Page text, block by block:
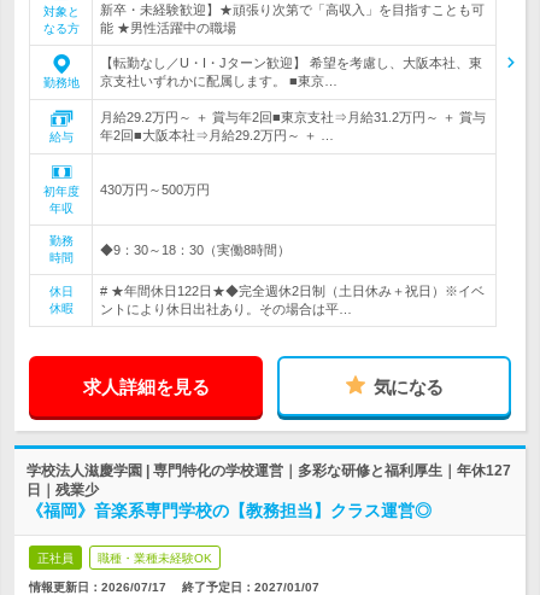
対象と
なる方
新卒・未経験歓迎】★頑張り次第で「高収入」を目指すことも可
能 ★男性活躍中の職場
勤務地
【転勤なし／U・I・Jターン歓迎】 希望を考慮し、大阪本社、東
京支社いずれかに配属します。 ■東京…
給与
月給29.2万円～ ＋ 賞与年2回■東京支社⇒月給31.2万円～ ＋ 賞与
年2回■大阪本社⇒月給29.2万円～ ＋ …
初年度
年収
430万円～500万円
勤務
時間
◆9：30～18：30（実働8時間）
休日
休暇
# ★年間休日122日★◆完全週休2日制（土日休み＋祝日）※イベ
ントにより休日出社あり。その場合は平…
求人詳細を見る 気になる
学校法人滋慶学園 | 専門特化の学校運営｜多彩な研修と福利厚生｜年休127
日｜残業少
《福岡》音楽系専門学校の【教務担当】クラス運営◎
正社員 職種・業種未経験OK
情報更新日：2026/07/17 終了予定日： 2027/01/07